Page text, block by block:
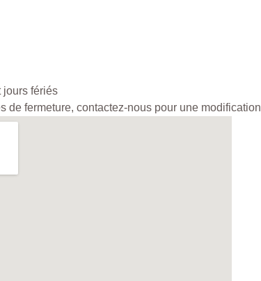
jours fériés
de fermeture, contactez-nous pour une modification